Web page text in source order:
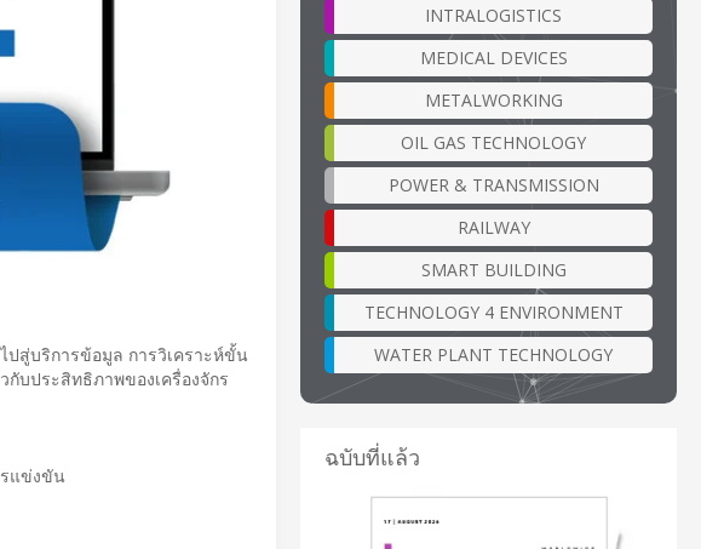
ปสู่บริการข้อมูล การวิเคราะห์ขั้น
กับประสิทธิภาพของเครื่องจักร
แข่งขัน
INTRALOGISTICS
MEDICAL DEVICES
METALWORKING
OIL GAS TECHNOLOGY
POWER & TRANSMISSION
RAILWAY
SMART BUILDING
TECHNOLOGY 4 ENVIRONMENT
WATER PLANT TECHNOLOGY
ฉบับที่แล้ว